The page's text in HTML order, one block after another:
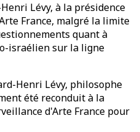
Lévy, à la présidence
France, malgré la limite
quant à
israélien sur la ligne
Henri Lévy, philosophe
été reconduit à la
d'Arte France pour